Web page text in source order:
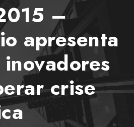
–
apresenta
crise